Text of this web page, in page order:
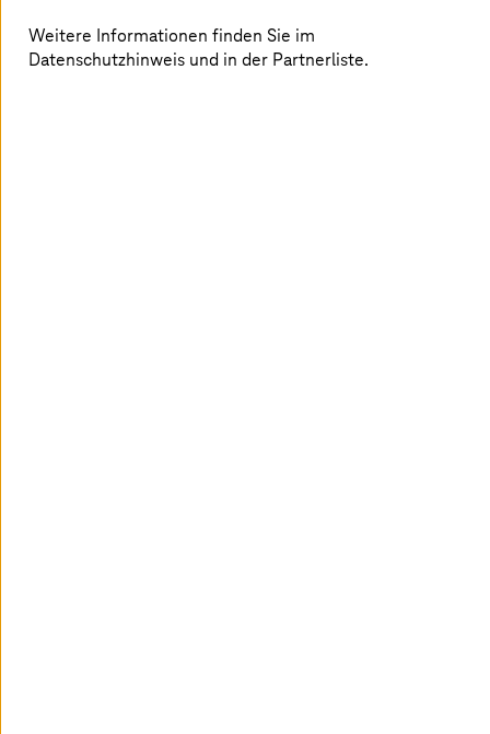
Weitere Informationen finden Sie im
Datenschutzhinweis und in der Partnerliste.